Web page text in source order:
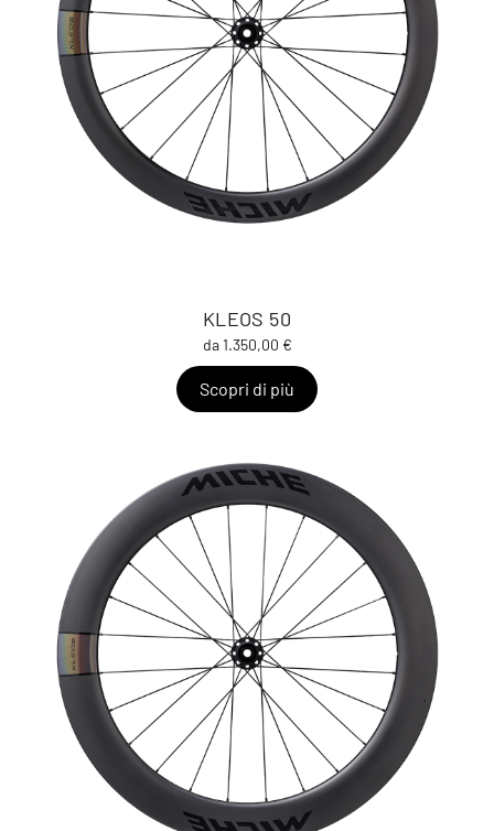
KLEOS 50
da 1.350,00 €
Scopri di più